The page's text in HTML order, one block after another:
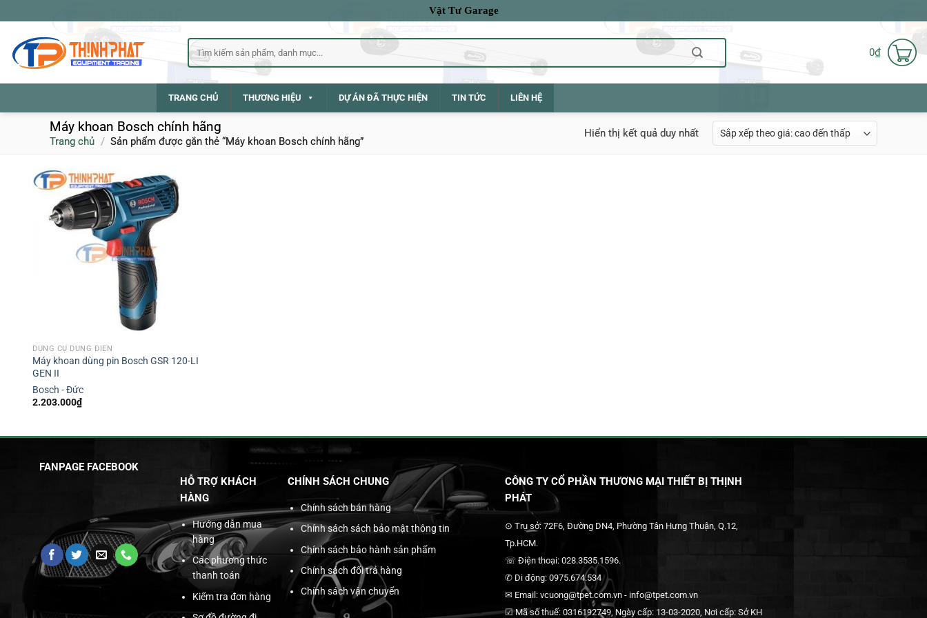
qua
dung
Vật Tư Garage
Tìm
kiếm:
0₫
TRANG CHỦ THƯƠNG HIỆU DỰ ÁN ĐÃ THỰC HIỆN TIN TỨC LIÊN HỆ
Máy khoan Bosch chính hãng
Trang chủ / Sản phẩm được gắn thẻ “Máy khoan Bosch chính hãng”
Hiển thị kết quả duy nhất
DỤNG CỤ DÙNG ĐIỆN
Máy khoan dùng pin Bosch GSR 120-LI
GEN II
Bosch - Đức
2.203.000₫
FANPAGE FACEBOOK
HỖ TRỢ KHÁCH
HÀNG
Hướng dẫn mua
hàng
Các phương thức
thanh toán
Kiểm tra đơn hàng
CHÍNH SÁCH CHUNG
Chính sách bán hàng
Chính sách sách bảo mật thông tin
Chính sách bảo hành sản phẩm
Chính sách đổi trả hàng
Chính sách vận chuyển
CÔNG TY CỔ PHẦN THƯƠNG MẠI THIẾT BỊ THỊNH
PHÁT
⊙ Trụ sở: 72F6, Đường DN4, Phường Tân Hưng Thuận, Q.12,
Tp.HCM.
☏ Điện thoại: 028.3535.1596.
✆ Di động: 0975.674.534
✉ Email: vcuong@tpet.com.vn - info@tpet.com.vn
☑ Mã số thuế: 0316192749, Ngày cấp: 13-03-2020, Nơi cấp: Sở KH